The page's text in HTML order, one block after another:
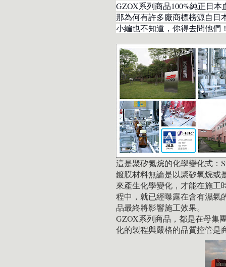
GZOX系列商品100%純正日本
那為何有許多廠商標榜源自日
小編也不知道，你得去問他們
這是聚矽氮烷的化學變化式：
鍍膜材料無論是以聚矽氧烷或
來產生化學變化，才能在施工
程中，就已經曝露在含有濕氣
品最終將影響施工效果。
GZOX系列商品，都是在母集
化的製程與嚴格的品質控管是